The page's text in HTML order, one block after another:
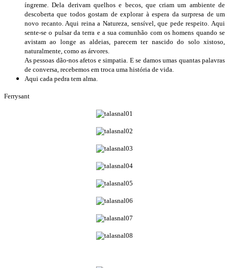
íngreme. Dela derivam quelhos e becos, que criam um ambiente de
descoberta que todos gostam de explorar à espera da surpresa de um
novo recanto. Aqui reina a Natureza, sensível, que pede respeito. Aqui
sente-se o pulsar da terra e a sua comunhão com os homens quando se
avistam ao longe as aldeias, parecem ter nascido do solo xistoso,
naturalmente, como as árvores.
As pessoas dão-nos afetos e simpatia. E se damos umas quantas palavras
de conversa, recebemos em troca uma história de vida.
Aqui cada pedra tem alma.
Ferrysant